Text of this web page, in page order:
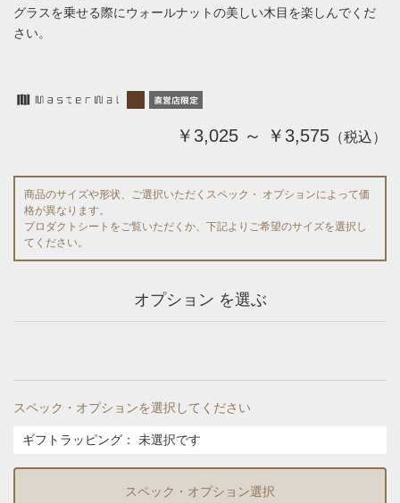
グラスを乗せる際にウォールナットの美しい木目を楽しんでくだ
さい。
￥3,025 ～ ￥3,575 （税込）
商品のサイズや形状、ご選択いただくスペック・ オプションによって価
格が異なります。
プロダクトシートをご覧いただくか、下記よりご希望のサイズを選択し
てください。
オプション を選ぶ
スペック・オプションを選択してください
ギフトラッピング ： 未選択です
スペック・オプション選択